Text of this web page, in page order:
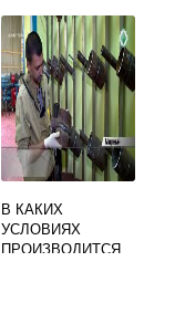
С ГОРЯЧЕЙ
ВОДОЙ
В КАКИХ
УСЛОВИЯХ
ПРОИЗВОДИТСЯ